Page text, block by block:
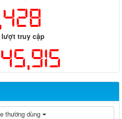
truy cập
thường dùng